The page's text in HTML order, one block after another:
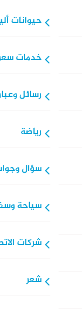
حيوانات
خدمات
رسائل
رياضة
سؤال
سياحة
شركات
شعر